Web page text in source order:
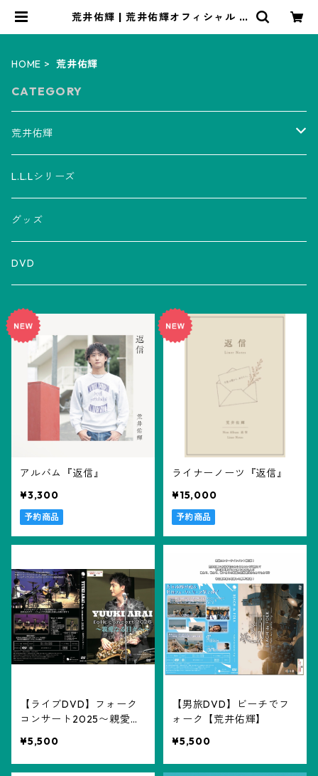
荒井佑輝 | 荒井佑輝オフィシャル E
HOME 荒井佑輝
CATEGORY
荒井佑輝
CD
アルバム
ミニアルバム
LPレコード
グッズ
Tシャツ
その他
生写真
トートバッグ
チケット
LLL
L.L.Lシリーズ
グッズ
DVD
アルバム『返信』
¥3,300
予約商品
ライナーノーツ『返信』
¥15,000
予約商品
【ライブDVD】フォーク
コンサート2025〜親愛な
¥5,500
【男旅DVD】ビーチでフ
ォーク【荒井佑輝】
¥5,500